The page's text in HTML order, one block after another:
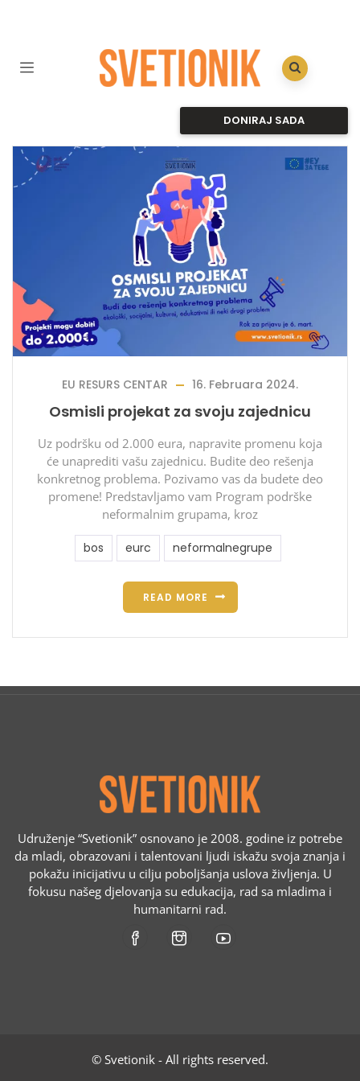
DONIRAJ SADA
EU RESURS CENTAR 16. Februara 2024.
Osmisli projekat za svoju zajednicu
Uz podršku od 2.000 eura, napravite promenu koja
će unaprediti vašu zajednicu. Budite deo rešenja
konkretnog problema. Pozivamo vas da budete deo
promene! Predstavljamo vam Program podrške
neformalnim grupama, kroz
bos eurc neformalnegrupe
READ MORE
Udruženje “Svetionik” osnovano je 2008. godine iz potrebe
da mladi, obrazovani i talentovani ljudi iskažu svoja znanja i
pokažu inicijativu u cilju poboljšanja uslova življenja. U
fokusu našeg djelovanja su edukacija, rad sa mladima i
humanitarni rad.
© Svetionik - All rights reserved.